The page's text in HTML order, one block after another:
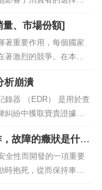
柴油和汽油之間的區
優缺點、經濟性、環
個...
、市場份額]
著重要作用，每個國家
著激烈的競爭。在本文
份額分析世界汽車品牌
點和成功因素。通過
...
析崩潰
錄器 （EDR） 是用於查
糾紛中獲取寶貴證據的
車輛碰撞時記錄各種數
也有助於提高車輛安全
故障的癥狀是什
全性而開發的一項重要
時抱死，從而保持車輛
將仔細研究 ABS 制動器